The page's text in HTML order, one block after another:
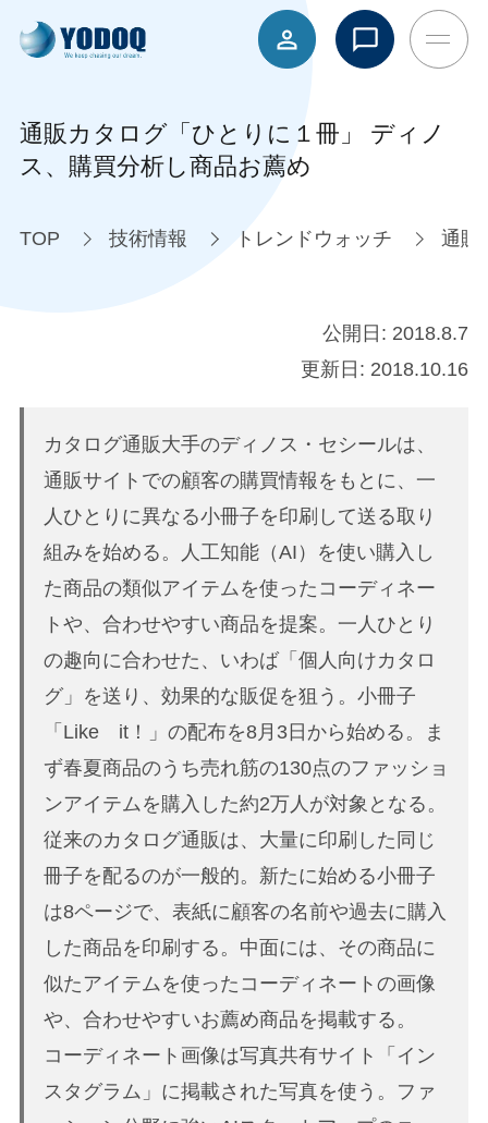
通販カタログ「ひとりに１冊」 ディノ
ス、購買分析し商品お薦め
TOP 技術情報 トレンドウォッチ 通販
公開日: 2018.8.7
更新日: 2018.10.16
カタログ通販大手のディノス・セシールは、
通販サイトでの顧客の購買情報をもとに、一
人ひとりに異なる小冊子を印刷して送る取り
組みを始める。人工知能（AI）を使い購入し
た商品の類似アイテムを使ったコーディネー
トや、合わせやすい商品を提案。一人ひとり
の趣向に合わせた、いわば「個人向けカタロ
グ」を送り、効果的な販促を狙う。小冊子
「Like it！」の配布を8月3日から始める。ま
ず春夏商品のうち売れ筋の130点のファッショ
ンアイテムを購入した約2万人が対象となる。
従来のカタログ通販は、大量に印刷した同じ
冊子を配るのが一般的。新たに始める小冊子
は8ページで、表紙に顧客の名前や過去に購入
した商品を印刷する。中面には、その商品に
似たアイテムを使ったコーディネートの画像
や、合わせやすいお薦め商品を掲載する。
コーディネート画像は写真共有サイト「イン
スタグラム」に掲載された写真を使う。ファ